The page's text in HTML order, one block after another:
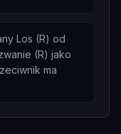
Los (R) od
(R) jako
ma